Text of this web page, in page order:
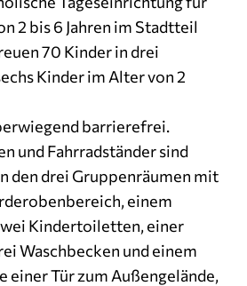
2 bis 6 Jahren im Stadtteil
70 Kinder in drei
Kinder im Alter von 2
barrierefrei.
und Fahrradständer sind
den drei Gruppenräumen mit
einem
Kindertoiletten, einer
Waschbecken und einem
einer Tür zum Außengelände,